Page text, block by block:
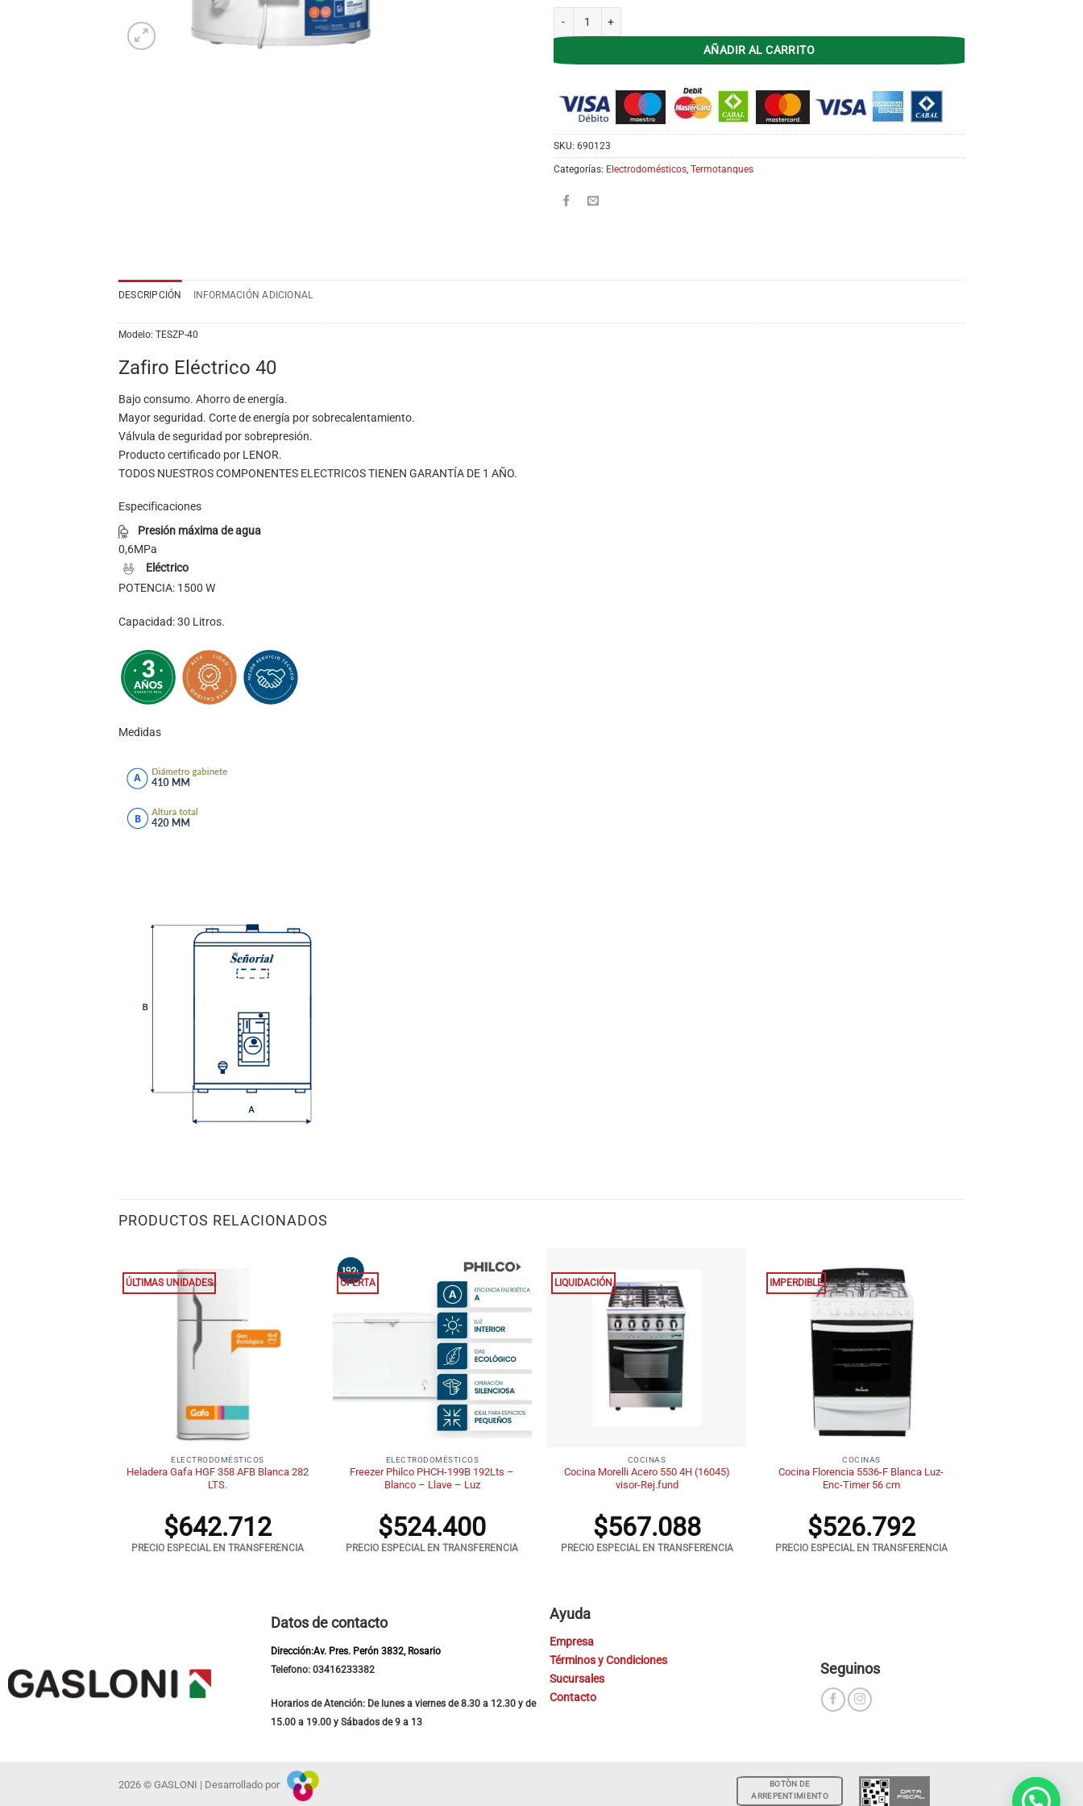
AÑADIR AL CARRITO
SKU: 690123
Categorías: Electrodomésticos, Termotanques
DESCRIPCIÓN INFORMACIÓN ADICIONAL
Modelo: TESZP-40
Zafiro Eléctrico 40
Bajo consumo. Ahorro de energía.
Mayor seguridad. Corte de energía por sobrecalentamiento.
Válvula de seguridad por sobrepresión.
Producto certificado por LENOR.
TODOS NUESTROS COMPONENTES ELECTRICOS TIENEN GARANTÍA DE 1 AÑO.
Especificaciones
Presión máxima de agua
0,6MPa
Eléctrico
POTENCIA: 1500 W
Capacidad: 30 Litros.
Medidas
PRODUCTOS RELACIONADOS
ÚLTIMAS UNIDADES
ELECTRODOMÉSTICOS
Heladera Gafa HGF 358 AFB Blanca 282
LTS.
$642.712
PRECIO ESPECIAL EN TRANSFERENCIA
OFERTA
ELECTRODOMÉSTICOS
Freezer Philco PHCH-199B 192Lts –
Blanco – Llave – Luz
$524.400
PRECIO ESPECIAL EN TRANSFERENCIA
LIQUIDACIÓN
COCINAS
Cocina Morelli Acero 550 4H (16045)
visor-Rej.fund
$567.088
PRECIO ESPECIAL EN TRANSFERENCIA
IMPERDIBLE
COCINAS
Cocina Florencia 5536-F Blanca Luz-
Enc-Timer 56 cm
$526.792
PRECIO ESPECIAL EN TRANSFERENCIA
Datos de contacto
Dirección:Av. Pres. Perón 3832, Rosario
Telefono: 03416233382
Horarios de Atención: De lunes a viernes de 8.30 a 12.30 y de
15.00 a 19.00 y Sábados de 9 a 13
Ayuda
Empresa
Términos y Condiciones
Sucursales
Contacto
Seguinos
BOTÒN DE
ARREPENTIMIENTO
2026 © GASLONI | Desarrollado por